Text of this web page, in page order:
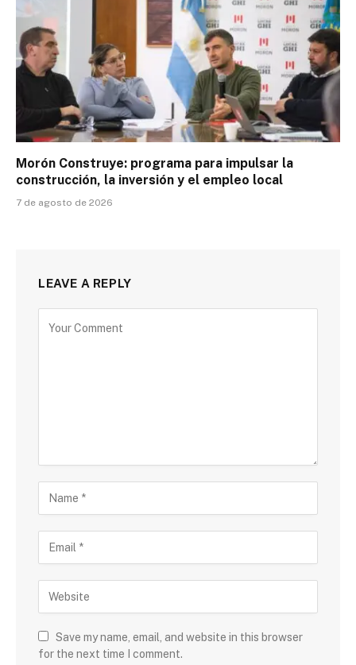
Morón Construye: programa para impulsar la
construcción, la inversión y el empleo local
7 de agosto de 2026
LEAVE A REPLY
Save my name, email, and website in this browser
for the next time I comment.